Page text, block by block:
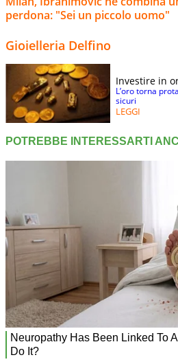
perdona: "Sei un piccolo uomo"
Gioielleria Delfino
Investire in
L’oro torna
sicuri
LEGGI